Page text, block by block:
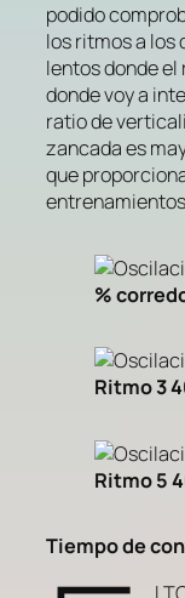
podido
los ritmos a los
lentos donde
donde voy a
ratio de
zancada es
que
%
Ritmo 3
Ritmo 5
Tiempo de
l